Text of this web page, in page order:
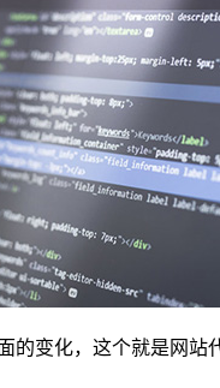
变化，这个就是网